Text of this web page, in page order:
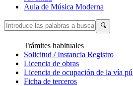
Aula de Música Moderna
🔍
Trámites habituales
Solicitud / Instancia Registro
Licencia de obras
Licencia de ocupación de la vía
Ficha de terceros